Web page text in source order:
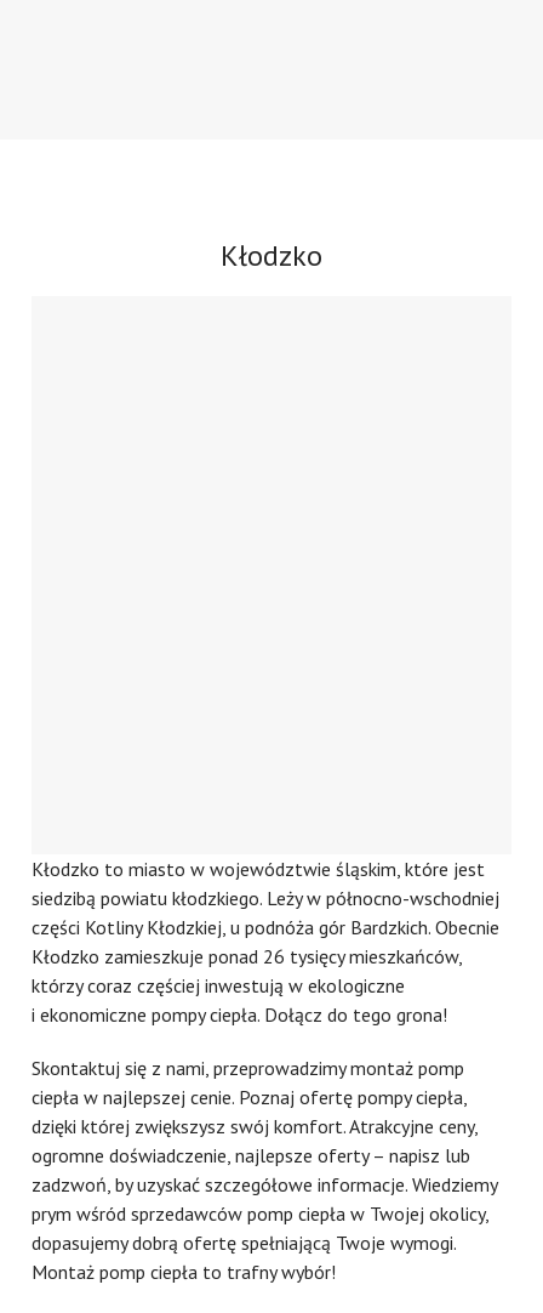
Kłodzko
Kłodzko to miasto w województwie śląskim, które jest
siedzibą powiatu kłodzkiego. Leży w północno-wschodniej
części Kotliny Kłodzkiej, u podnóża gór Bardzkich. Obecnie
Kłodzko zamieszkuje ponad 26 tysięcy mieszkańców,
którzy coraz częściej inwestują w ekologiczne
i ekonomiczne pompy ciepła. Dołącz do tego grona!
Skontaktuj się z nami, przeprowadzimy montaż pomp
ciepła w najlepszej cenie. Poznaj ofertę pompy ciepła,
dzięki której zwiększysz swój komfort. Atrakcyjne ceny,
ogromne doświadczenie, najlepsze oferty – napisz lub
zadzwoń, by uzyskać szczegółowe informacje. Wiedziemy
prym wśród sprzedawców pomp ciepła w Twojej okolicy,
dopasujemy dobrą ofertę spełniającą Twoje wymogi.
Montaż pomp ciepła to trafny wybór!